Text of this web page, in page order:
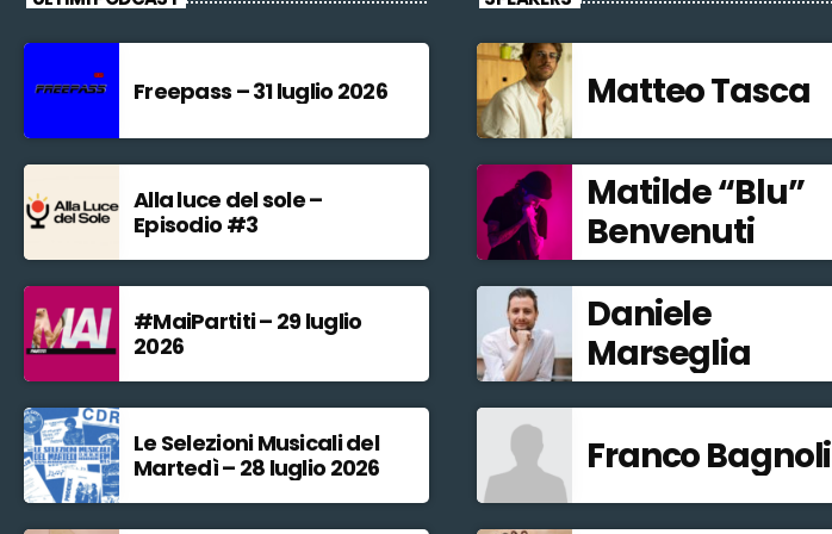
Freepass – 31 luglio 2026
Alla luce del sole –
Episodio #3
#MaiPartiti – 29 luglio
2026
Le Selezioni Musicali del
Martedì – 28 luglio 2026
Matteo Tasca
Matilde “Blu”
Benvenuti
Daniele
Marseglia
Franco Bagnoli